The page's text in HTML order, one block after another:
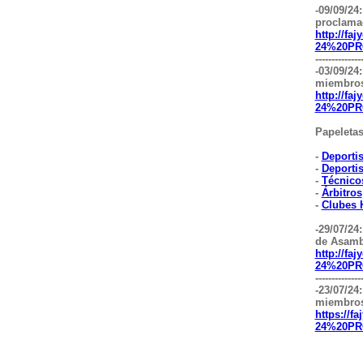
-09/09/
http://
-03/09/
http://
-
-
-
- Árbitros
- Clubes
-29/07/
de
http://
-23/07/
https://